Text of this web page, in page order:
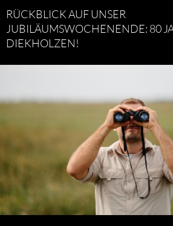
RÜCKBLICK AUF UNSER
JUBILÄUMSWOCHENENDE: 80
DIEKHOLZEN!